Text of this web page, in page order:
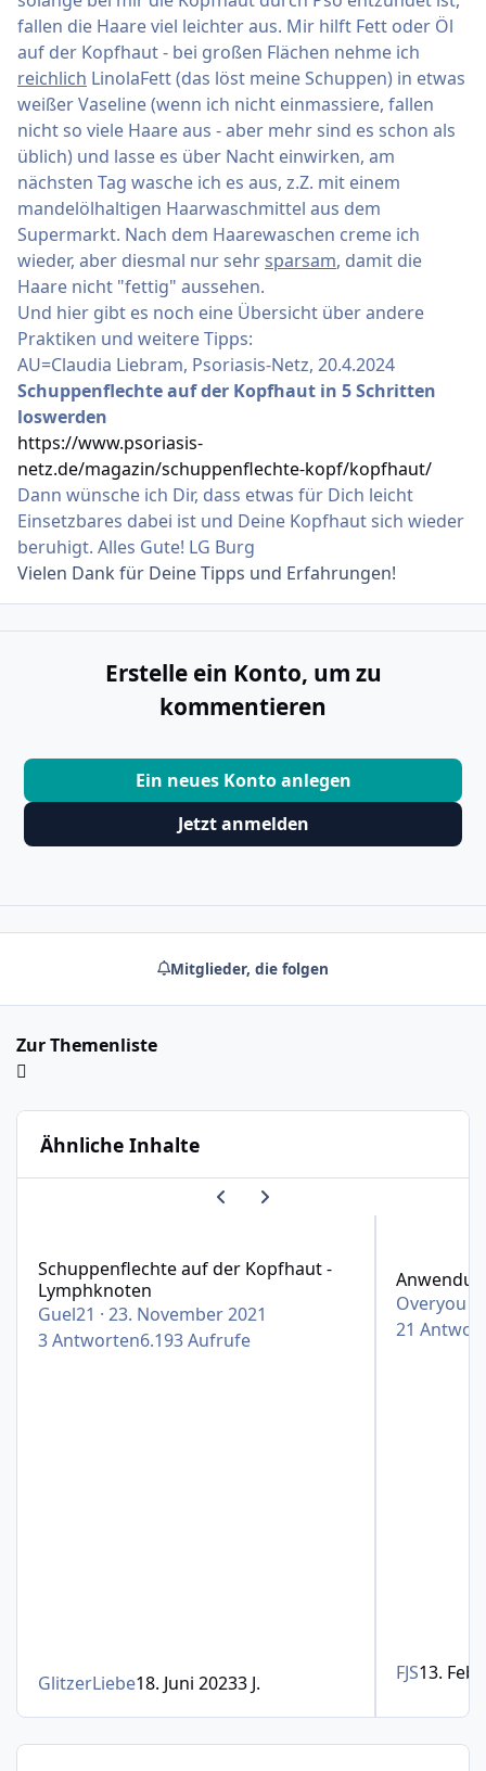
fallen die Haare viel leichter aus. Mir hilft Fett oder Öl
auf der Kopfhaut - bei großen Flächen nehme ich
reichlich LinolaFett (das löst meine Schuppen) in etwas
weißer Vaseline (wenn ich nicht einmassiere, fallen
nicht so viele Haare aus - aber mehr sind es schon als
üblich) und lasse es über Nacht einwirken, am
nächsten Tag wasche ich es aus, z.Z. mit einem
mandelölhaltigen Haarwaschmittel aus dem
Supermarkt. Nach dem Haarewaschen creme ich
wieder, aber diesmal nur sehrsparsam, damit die
Haare nicht "fettig" aussehen.
Und hier gibt es noch eine Übersicht über andere
Praktiken und weitere Tipps:
AU=Claudia Liebram, Psoriasis-Netz, 20.4.2024
Schuppenflechte auf der Kopfhaut in 5 Schritten
loswerden
https://www.psoriasis-
netz.de/magazin/schuppenflechte-kopf/kopfhaut/
Dann wünsche ich Dir, dass etwas für Dich leicht
Einsetzbares dabei ist und Deine Kopfhaut sich wieder
beruhigt. Alles Gute! LG Burg
Vielen Dank für Deine Tipps und Erfahrungen!
Erstelle ein Konto, um zu
kommentieren
Ein neues Konto anlegen
Jetzt anmelden
Mitglieder, die folgen
Zur Themenliste
Ähnliche Inhalte
Vorherige Karussell-Folie
Nächste Karussell-Folie
Schuppenflechte auf der Kopfhaut -
Lymphknoten
Guel21 ·23. November 2021
3Antworten6.193Aufrufe
GlitzerLiebe18. Juni 20233 J.
Overyou
21
FJS13.